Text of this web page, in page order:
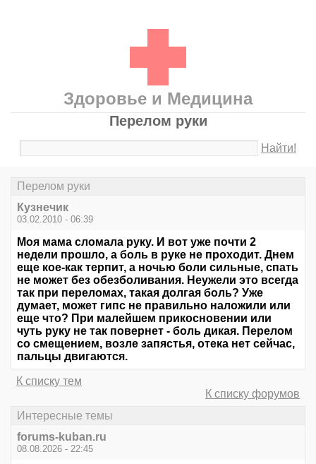
Здоровье и Медицина
Перелом руки
Найти!
Перелом руки
Кузнечик
03.02.2010 - 06:39
Моя мама сломала руку. И вот уже почти 2
недели прошло, а боль в руке не проходит. Днем
еще кое-как терпит, а ночью боли сильные, спать
не может без обезболивания. Неужели это всегда
так при переломах, такая долгая боль? Уже
думает, может гипс не правильно наложили или
еще что? При малейшем прикосновении или
чуть руку не так повернет - боль дикая. Перелом
со смещением, возле запястья, отека нет сейчас,
пальцы двигаются.
К списку тем
К списку форумов
Интересные темы
forums-kuban.ru
08.08.2026 - 22:45